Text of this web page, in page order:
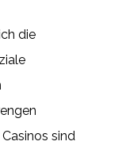
die
sind